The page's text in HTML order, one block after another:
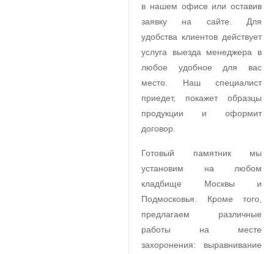
в нашем офисе или оставив
заявку на сайте. Для
удобства клиентов действует
услуга выезда менеджера в
любое удобное для вас
место. Наш специалист
приедет, покажет образцы
продукции и оформит
договор.
Готовый памятник мы
установим на любом
кладбище Москвы и
Подмосковья. Кроме того,
предлагаем различные
работы на месте
захоронения: выравнивание